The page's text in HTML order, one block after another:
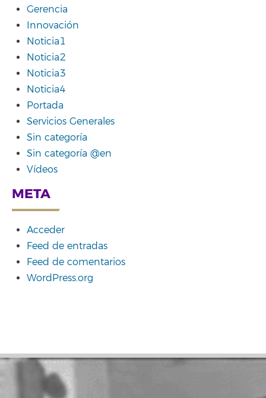
Gerencia
Innovación
Noticia1
Noticia2
Noticia3
Noticia4
Portada
Servicios Generales
Sin categoría
Sin categoría @en
Vídeos
META
Acceder
Feed de entradas
Feed de comentarios
WordPress.org